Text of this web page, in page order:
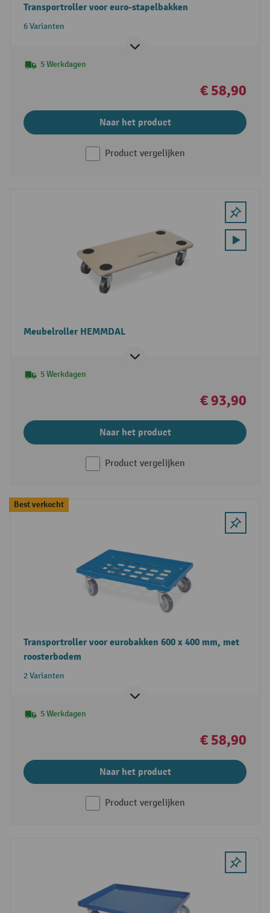
Transportroller voor euro-stapelbakken
6 Varianten
5 Werkdagen
€ 58,90
Naar het product
Product vergelijken
Meubelroller HEMMDAL
5 Werkdagen
€ 93,90
Naar het product
Product vergelijken
Best verkocht
Transportroller voor eurobakken 600 x 400 mm, met
roosterbodem
2 Varianten
5 Werkdagen
€ 58,90
Naar het product
Product vergelijken